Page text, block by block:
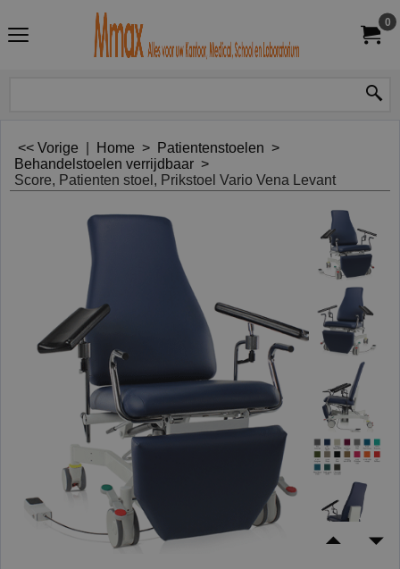
0
<< Vorige Home > Patientenstoelen >
Behandelstoelen verrijdbaar >
Score, Patienten stoel, Prikstoel Vario Vena Levant